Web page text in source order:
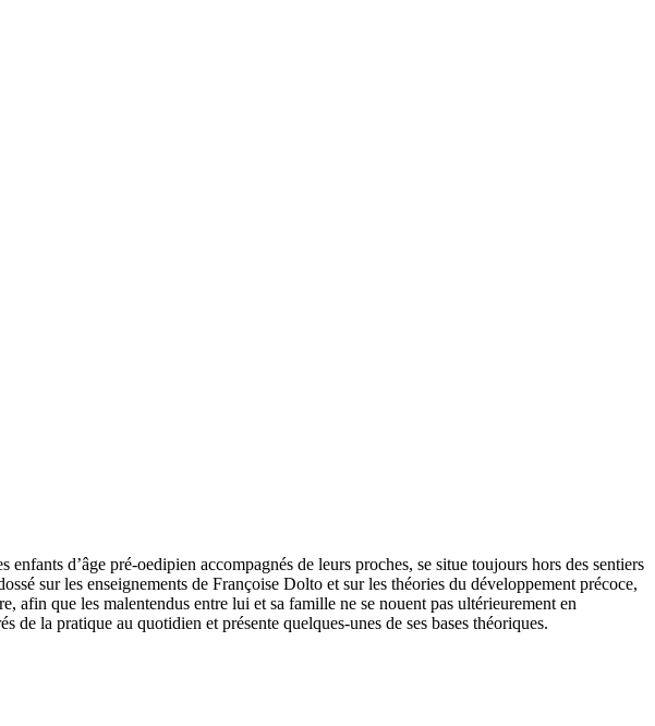
d’âge pré-oedipien accompagnés de leurs proches, se situe toujours hors des sentiers
sur les enseignements de Françoise Dolto et sur les théories du développement précoce,
afin que les malentendus entre lui et sa famille ne se nouent pas ultérieurement en
la pratique au quotidien et présente quelques-unes de ses bases théoriques.